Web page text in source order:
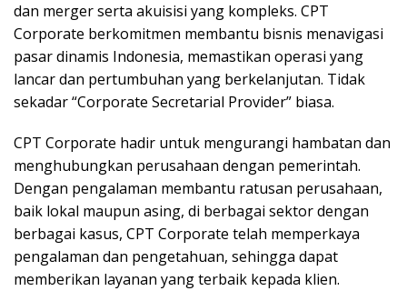
dan merger serta akuisisi yang kompleks. CPT
Corporate berkomitmen membantu bisnis menavigasi
pasar dinamis Indonesia, memastikan operasi yang
lancar dan pertumbuhan yang berkelanjutan. Tidak
sekadar “Corporate Secretarial Provider” biasa.
CPT Corporate hadir untuk mengurangi hambatan dan
menghubungkan perusahaan dengan pemerintah.
Dengan pengalaman membantu ratusan perusahaan,
baik lokal maupun asing, di berbagai sektor dengan
berbagai kasus, CPT Corporate telah memperkaya
pengalaman dan pengetahuan, sehingga dapat
memberikan layanan yang terbaik kepada klien.